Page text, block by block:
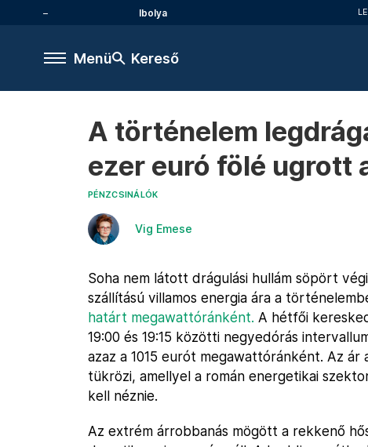
Ibolya
Menü Kereső
A történelem
ezer euró fölé ugrott
PÉNZCSINÁLÓK
Vig Emese
Soha nem látott drágulási hullám söpört
szállítású villamos energia ára a
határt megawattóránként. A hétfői
19:00 és 19:15 közötti negyedórás
azaz a 1015 eurót megawattóránként. Az
tükrözi, amellyel a román energetikai
kell néznie.
Az extrém árrobbanás mögött a rekkenő